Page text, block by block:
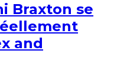
Braxton se
and